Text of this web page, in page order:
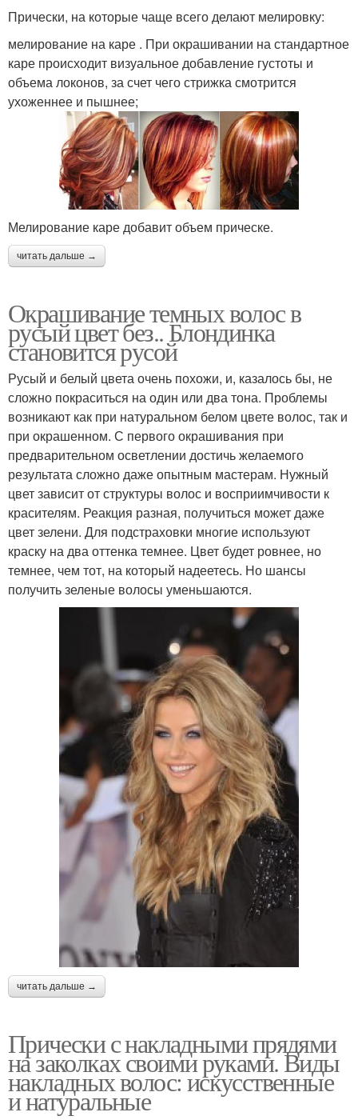
Прически, на которые чаще всего делают мелировку:
мелирование на каре . При окрашивании на стандартное
каре происходит визуальное добавление густоты и
объема локонов, за счет чего стрижка смотрится
ухоженнее и пышнее;
Мелирование каре добавит объем прическе.
читать дальше →
Окрашивание темных волос в
русый цвет без.. Блондинка
становится русой
Русый и белый цвета очень похожи, и, казалось бы, не
сложно покраситься на один или два тона. Проблемы
возникают как при натуральном белом цвете волос, так и
при окрашенном. С первого окрашивания при
предварительном осветлении достичь желаемого
результата сложно даже опытным мастерам. Нужный
цвет зависит от структуры волос и восприимчивости к
красителям. Реакция разная, получиться может даже
цвет зелени. Для подстраховки многие используют
краску на два оттенка темнее. Цвет будет ровнее, но
темнее, чем тот, на который надеетесь. Но шансы
получить зеленые волосы уменьшаются.
читать дальше →
Прически с накладными прядями
на заколках своими руками. Виды
накладных волос: искусственные
и натуральные